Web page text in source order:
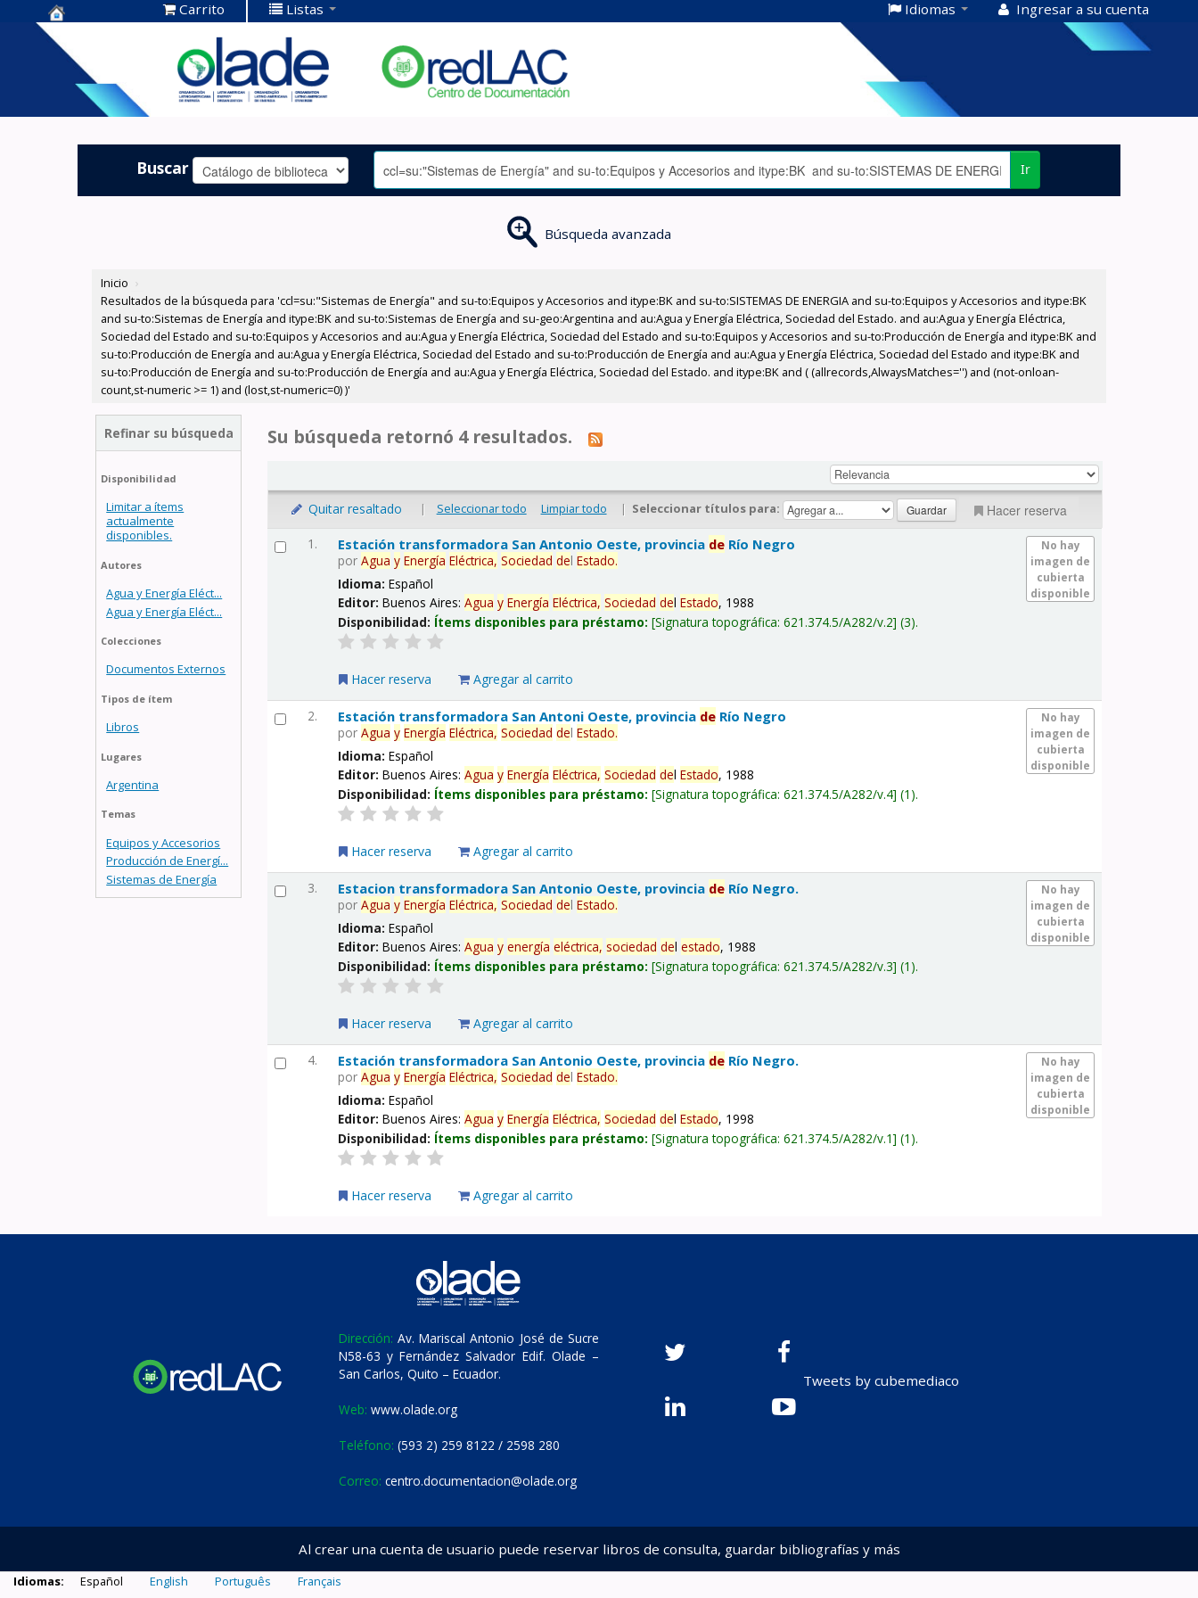
Centro de
Documentación
OLADE -
Carrito Listas Idiomas Ingresar a su cuenta
Buscar Ir
Búsqueda avanzada
Inicio ›
Resultados de la búsqueda para 'ccl=su:"Sistemas de Energía" and su-to:Equipos y Accesorios and itype:BK and su-to:SISTEMAS DE ENERGIA and su-to:Equipos y Accesorios and itype:BK
and su-to:Sistemas de Energía and itype:BK and su-to:Sistemas de Energía and su-geo:Argentina and au:Agua y Energía Eléctrica, Sociedad del Estado. and au:Agua y Energía Eléctrica,
Sociedad del Estado and su-to:Equipos y Accesorios and au:Agua y Energía Eléctrica, Sociedad del Estado and su-to:Equipos y Accesorios and su-to:Producción de Energía and itype:BK and
su-to:Producción de Energía and au:Agua y Energía Eléctrica, Sociedad del Estado and su-to:Producción de Energía and au:Agua y Energía Eléctrica, Sociedad del Estado and itype:BK and
su-to:Producción de Energía and su-to:Producción de Energía and au:Agua y Energía Eléctrica, Sociedad del Estado. and itype:BK and ( (allrecords,AlwaysMatches='') and (not-onloan-
count,st-numeric >= 1) and (lost,st-numeric=0) )'
Refinar su búsqueda
Disponibilidad
Limitar a ítems
actualmente
disponibles.
Autores
Agua y Energía Eléct...
Agua y Energía Eléct...
Colecciones
Documentos Externos
Tipos de ítem
Libros
Lugares
Argentina
Temas
Equipos y Accesorios
Producción de Energí...
Sistemas de Energía
Su búsqueda retornó 4 resultados.
Quitar resaltado | Seleccionar todo Limpiar todo | Seleccionar títulos para: Hacer reserva
1.
No hay
imagen de
cubierta
disponible
Estación transformadora San Antonio Oeste, provincia de Río Negro
porAgua y Energía Eléctrica, Sociedad delEstado.
Idioma:Español
Editor:Buenos Aires:Agua y Energía Eléctrica, Sociedad delEstado, 1988
Disponibilidad: Ítems disponibles para préstamo: Signatura topográfica:621.374.5/A282/v.2 (3).
Hacer reserva Agregar al carrito
2.
No hay
imagen de
cubierta
disponible
Estación transformadora San Antoni Oeste, provincia de Río Negro
porAgua y Energía Eléctrica, Sociedad delEstado.
Idioma:Español
Editor:Buenos Aires:Agua y Energía Eléctrica, Sociedad delEstado, 1988
Disponibilidad: Ítems disponibles para préstamo: Signatura topográfica:621.374.5/A282/v.4 (1).
Hacer reserva Agregar al carrito
3.
No hay
imagen de
cubierta
disponible
Estacion transformadora San Antonio Oeste, provincia de Río Negro.
porAgua y Energía Eléctrica, Sociedad delEstado.
Idioma:Español
Editor:Buenos Aires:Agua y energía eléctrica, sociedad delestado, 1988
Disponibilidad: Ítems disponibles para préstamo: Signatura topográfica:621.374.5/A282/v.3 (1).
Hacer reserva Agregar al carrito
4.
No hay
imagen de
cubierta
disponible
Estación transformadora San Antonio Oeste, provincia de Río Negro.
porAgua y Energía Eléctrica, Sociedad delEstado.
Idioma:Español
Editor:Buenos Aires:Agua y Energía Eléctrica, Sociedad delEstado, 1998
Disponibilidad: Ítems disponibles para préstamo: Signatura topográfica:621.374.5/A282/v.1 (1).
Hacer reserva Agregar al carrito
Dirección: Av. Mariscal Antonio José de Sucre
N58-63 y Fernández Salvador Edif. Olade –
San Carlos, Quito – Ecuador.
Web: www.olade.org
Teléfono: (593 2) 259 8122 / 2598 280
Correo: centro.documentacion@olade.org
Tweets by cubemediaco
Al crear una cuenta de usuario puede reservar libros de consulta, guardar bibliografías y más
Idiomas: Español English Português Français